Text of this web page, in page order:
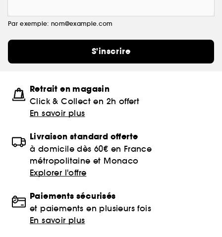
Par exemple: nom@example.com
S'inscrire
Retrait en magasin
Click & Collect en 2h offert
En savoir plus
Livraison standard offerte
à domicile dès 60€ en France
métropolitaine et Monaco
Explorer l'offre
Paiements sécurisés
et paiements en plusieurs fois
En savoir plus